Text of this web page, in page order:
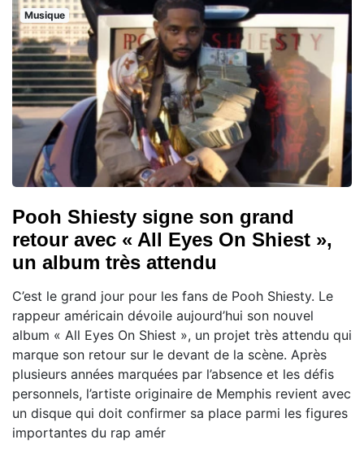
Musique
Pooh Shiesty signe son grand
retour avec « All Eyes On Shiest »,
un album très attendu
C’est le grand jour pour les fans de Pooh Shiesty. Le
rappeur américain dévoile aujourd’hui son nouvel
album « All Eyes On Shiest », un projet très attendu qui
marque son retour sur le devant de la scène. Après
plusieurs années marquées par l’absence et les défis
personnels, l’artiste originaire de Memphis revient avec
un disque qui doit confirmer sa place parmi les figures
importantes du rap amér